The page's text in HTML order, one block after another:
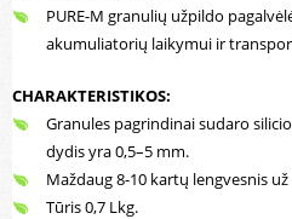
PURE-M granulių užpildo
akumuliatorių laikymui ir
CHARAKTERISTIKOS:
Granules pagrindinai sudaro
dydis yra 0,5–5 mm.
Maždaug 8-10 kartų lengvesnis
Tūris 0,7 Lkg.